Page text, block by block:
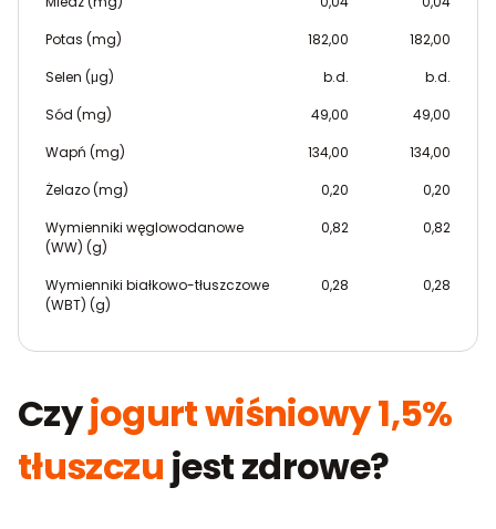
Potas (mg)
182,00
182,00
Selen (μg)
b.d.
b.d.
Sód (mg)
49,00
49,00
Wapń (mg)
134,00
134,00
Żelazo (mg)
0,20
0,20
Wymienniki węglowodanowe
(WW) (g)
0,82 0,82
Wymienniki białkowo-tłuszczowe
(WBT) (g)
0,28 0,28
Czyjogurt wiśniowy 1,5%
tłuszczu jest zdrowe?